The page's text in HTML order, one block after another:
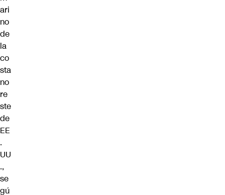
ari
no
de
la
co
sta
no
re
ste
de
EE
.
UU
.,
se
gú